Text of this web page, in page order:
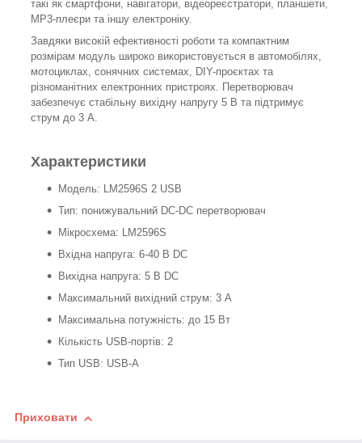
такі як смартфони, навігатори, відеореєстратори, планшети,
MP3-плеєри та іншу електроніку.
Завдяки високій ефективності роботи та компактним
розмірам модуль широко використовується в автомобілях,
мотоциклах, сонячних системах, DIY-проєктах та
різноманітних електронних пристроях. Перетворювач
забезпечує стабільну вихідну напругу 5 В та підтримує
струм до 3 А.
Характеристики
Модель: LM2596S 2 USB
Тип: понижувальний DC-DC перетворювач
Мікросхема: LM2596S
Вхідна напруга: 6-40 В DC
Вихідна напруга: 5 В DC
Максимальний вихідний струм: 3 А
Максимальна потужність: до 15 Вт
Кількість USB-портів: 2
Тип USB: USB-A
Приховати